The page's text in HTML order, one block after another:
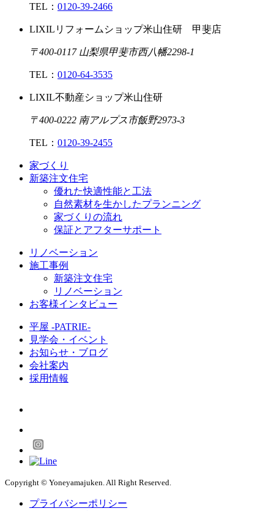
TEL： 0120-39-2466
LIXILリフォームショップ米山住研 甲斐店
〒400-0117 山梨県甲斐市西八幡2298-1
TEL： 0120-64-3535
LIXIL不動産ショップ米山住研
〒400-0222 南アルプス市飯野2973-3
TEL： 0120-39-2455
家づくり
新築注文住宅
優れた快適性能と工法
自然素材を生かしたプランニング
家づくりの流れ
保証とアフターサポート
リノベーション
施工事例
新築注文住宅
リノベーション
お客様インタビュー
平屋 -PATRIE-
見学会・イベント
お知らせ・ブログ
会社案内
採用情報
Copyright © Yoneyamajuken. All Right Reserved.
プライバシーポリシー